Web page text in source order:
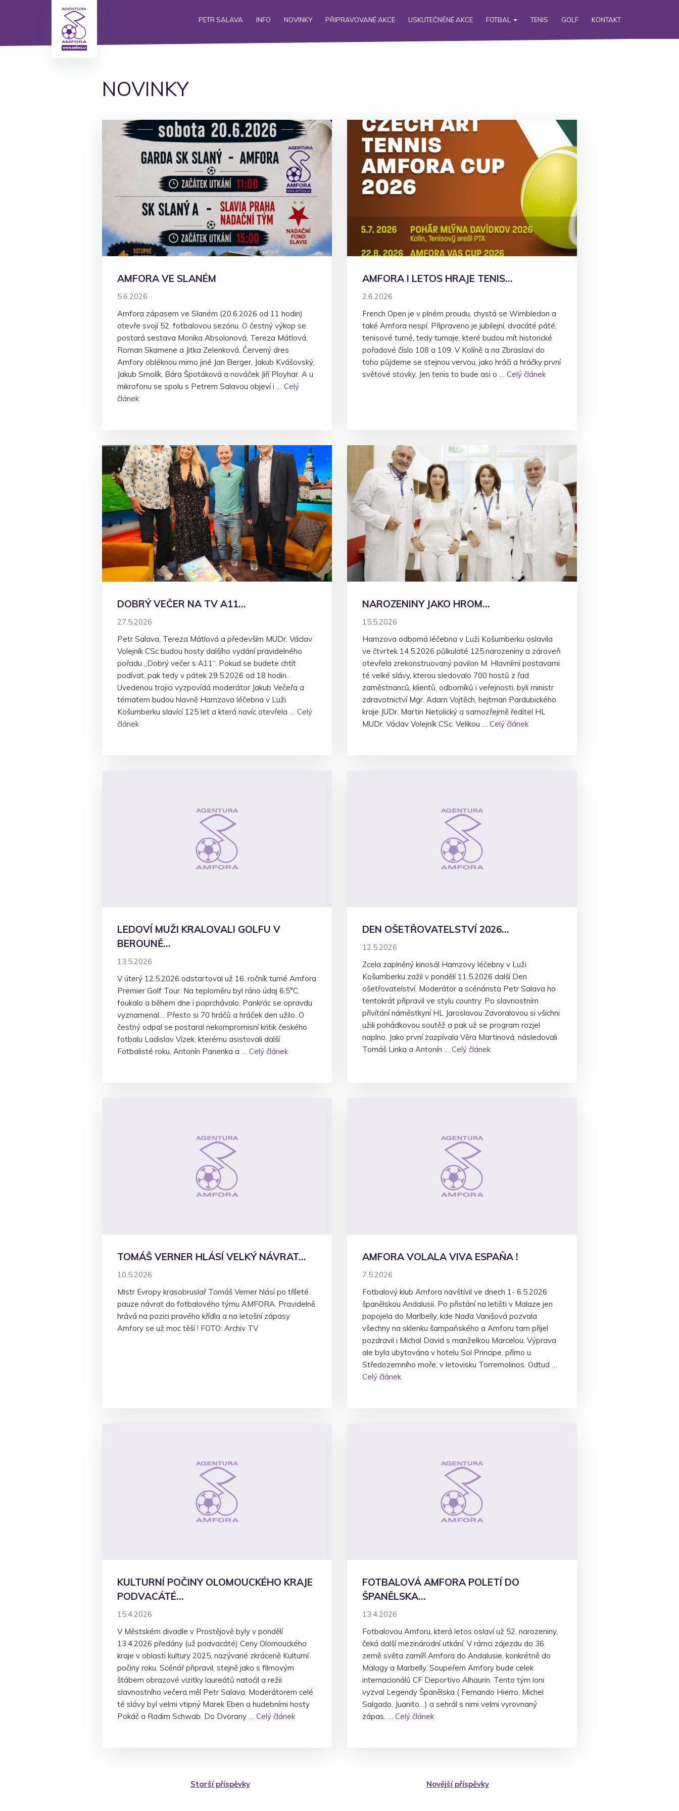
PETR SALAVA INFO NOVINKY PŘIPRAVOVANÉ AKCE USKUTEČNĚNÉ AKCE FOTBAL TENIS GOLF KONTAKT
NOVINKY
AMFORA VE SLANÉM
5.6.2026
Amfora zápasem ve Slaném (20.6.2026 od 11 hodin)
otevře svojí 52. fotbalovou sezónu. O čestný výkop se
postará sestava Monika Absolonová, Tereza Mátlová,
Roman Skamene a Jitka Zelenková. Červený dres
Amfory obléknou mimo jiné Jan Berger, Jakub Kvášovský,
Jakub Smolík, Bára Špotáková a nováček Jiří Ployhar. A u
mikrofonu se spolu s Petrem Salavou objeví i … Celý
článek
AMFORA I LETOS HRAJE TENIS…
2.6.2026
French Open je v plném proudu, chystá se Wimbledon a
také Amfora nespí. Připraveno je jubilejní, dvacáté páté,
tenisové turné, tedy turnaje, které budou mít historické
pořadové číslo 108 a 109. V Kolíně a na Zbraslavi do
toho půjdeme se stejnou vervou, jako hráči a hráčky první
světové stovky. Jen tenis to bude asi o … Celý článek
DOBRÝ VEČER NA TV A11…
27.5.2026
Petr Salava, Tereza Mátlová a především MUDr. Václav
Volejník CSc budou hosty dalšího vydání pravidelného
pořadu „Dobrý večer s A11“. Pokud se budete chtít
podívat, pak tedy v pátek 29.5.2026 od 18 hodin.
Uvedenou trojici vyzpovídá moderátor Jakub Večeřa a
tématem budou hlavně Hamzova léčebna v Luži
Košumberku slavící 125 let a která navíc otevřela … Celý
článek
NAROZENINY JAKO HROM…
15.5.2026
Hamzova odborná léčebna v Luži Košumberku oslavila
ve čtvrtek 14.5.2026 půlkulaté 125.narozeniny a zároveň
otevřela zrekonstruovaný pavilon M. Hlavními postavami
té velké slávy, kterou sledovalo 700 hostů z řad
zaměstnanců, klientů, odborníků i veřejnosti, byli ministr
zdravotnictví Mgr. Adam Vojtěch, hejtman Pardubického
kraje JUDr. Martin Netolický a samozřejmě ředitel HL
MUDr. Václav Volejník CSc. Velikou … Celý článek
LEDOVÍ MUŽI KRALOVALI GOLFU V
BEROUNĚ…
13.5.2026
V úterý 12.5.2026 odstartoval už 16. ročník turné Amfora
Premier Golf Tour. Na teploměru byl ráno údaj 6,5°C,
foukalo a během dne i poprchávalo. Pankrác se opravdu
vyznamenal… Přesto si 70 hráčů a hráček den užilo. O
čestný odpal se postaral nekompromisní kritik českého
fotbalu Ladislav Vízek, kterému asistovali další
Fotbalisté roku, Antonín Panenka a … Celý článek
DEN OŠETŘOVATELSTVÍ 2026…
12.5.2026
Zcela zaplněný kinosál Hamzovy léčebny v Luži
Košumberku zažil v pondělí 11.5.2026 další Den
ošetřovatelství. Moderátor a scénárista Petr Salava ho
tentokrát připravil ve stylu country. Po slavnostním
přivítání náměstkyní HL Jaroslavou Zavoralovou si všichni
užili pohádkovou soutěž a pak už se program rozjel
naplno. Jako první zazpívala Věra Martinová, následovali
Tomáš Linka a Antonín … Celý článek
TOMÁŠ VERNER HLÁSÍ VELKÝ NÁVRAT…
10.5.2026
Mistr Evropy krasobruslař Tomáš Verner hlásí po tříleté
pauze návrat do fotbalového týmu AMFORA. Pravidelně
hrává na pozici pravého křídla a na letošní zápasy
Amfory se už moc těší ! FOTO: Archiv TV
AMFORA VOLALA VIVA ESPAŇA !
7.5.2026
Fotbalový klub Amfora navštívil ve dnech 1- 6.5.2026
španělskou Andalusii. Po přistání na letišti v Malaze jen
popojela do Marlbelly, kde Naďa Vanišová pozvala
všechny na sklenku šampaňského a Amforu tam přijel
pozdravil i Michal David s manželkou Marcelou. Výprava
ale byla ubytována v hotelu Sol Principe, přímo u
Středozemního moře, v letovisku Torremolinos. Odtud …
Celý článek
KULTURNÍ POČINY OLOMOUCKÉHO KRAJE
PODVACÁTÉ…
15.4.2026
V Městském divadle v Prostějově byly v pondělí
13.4.2026 předány (už podvacáté) Ceny Olomouckého
kraje v oblasti kultury 2025, nazývané zkráceně Kulturní
počiny roku. Scénář připravil, stejně jako s filmovým
štábem obrazové vizitky laureátů natočil a režii
slavnostního večera měl Petr Salava. Moderátorem celé
té slávy byl velmi vtipný Marek Eben a hudebními hosty
Pokáč a Radim Schwab. Do Dvorany … Celý článek
FOTBALOVÁ AMFORA POLETÍ DO
ŠPANĚLSKA…
13.4.2026
Fotbalovou Amforu, která letos oslaví už 52. narozeniny,
čeká další mezinárodní utkání. V rámci zájezdu do 36.
země světa zamíří Amfora do Andalusie, konkrétně do
Malagy a Marbelly. Soupeřem Amfory bude celek
internacionálů CF Deportivo Alhaurin. Tento tým loni
vyzval Legendy Španělska ( Fernando Hierro, Michel
Salgado, Juanito…) a sehrál s nimi velmi vyrovnaný
zápas. … Celý článek
Starší příspěvky Novější příspěvky